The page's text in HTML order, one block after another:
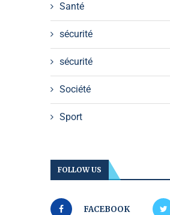
Santé
sécurité
sécurité
Société
Sport
FOLLOW US
FACEBOOK